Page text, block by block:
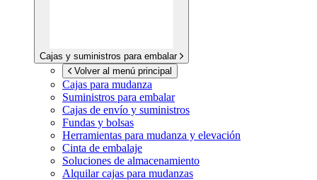
Cajas y suministros para embalar
Volver al menú principal
Cajas para mudanza
Suministros para embalar
Cajas de envío y suministros
Fundas y bolsas
Herramientas para mudanza y elevación
Cinta de embalaje
Soluciones de almacenamiento
Alquilar cajas para mudanzas